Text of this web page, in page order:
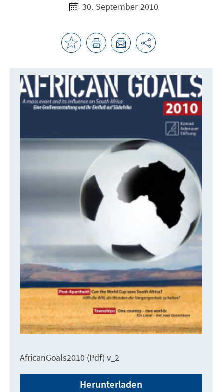
30. September 2010
AfricanGoals2010 (Pdf) v_2
Herunterladen